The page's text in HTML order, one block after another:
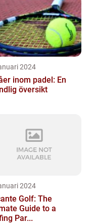
2024
inom padel: En
översikt
2024
Golf: The
Guide to a
Par...